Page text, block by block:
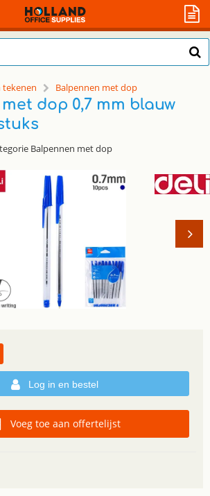
tekenen Balpennen met dop
dop 0,7 mm blauw
Balpennen met dop
Log in en bestel
Voeg toe aan offertelijst